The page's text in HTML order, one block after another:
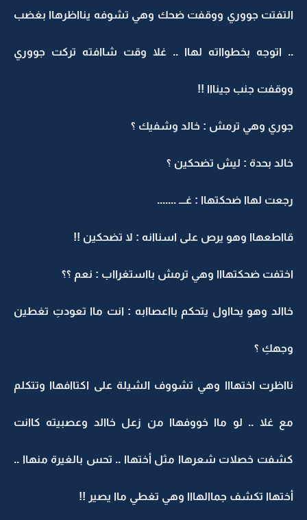
التفتت جووري ووقفت ضحك وهي تشوفه ينااظرهاا بغضب
.. اتوجه بخطوااته لهاا .. غلا وقت شاافته تركت جووري
ووقفت جنب جينااا !!
جوري وهي ترمش : خالد وشفيك ؟
خالد بحدة : ليش تضحكين ؟
رجعت لهاا ضحكتهاا : غـــ .......
قااطعهاا وهو يرص على اسناانه : لا تضحكين !!
اختفت ضحكتهااا وهي ترمش بااستغرااب : نعم ؟؟
خاالد وهو يحااول يتحكم بااعصاابه : انت ماا تعودتِ تغطين
وجهكِ ؟
نااظرت اختهااا وهي تشووف الشيلة على اكتاافهاا وتتكلم
مع غلا .. لو ماا خووفهاا من زعل خاالد وعصبيته كاانت
كشفت خصلات شعرهاا مثل أختهاا .. تحس بالغيرة منهاا ..
أختهاا تكشف جماالهااا وهي تغطي ماا يصير !!